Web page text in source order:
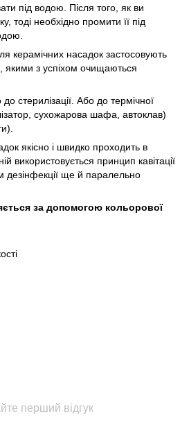
під водою. Після того, як ви
тоді необхідно промити її під
керамічних насадок застосовують
якими з успіхом очищаються
стерилізації. Або до термічної
сухожарова шафа, автоклав)
якісно і швидко проходить в
використовується принцип кавітації
дезінфекції ще й паралельно
за допомогою кольорової
перший відгук